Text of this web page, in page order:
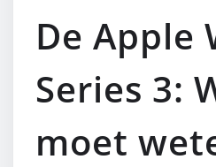
De Apple
Series 3:
moet